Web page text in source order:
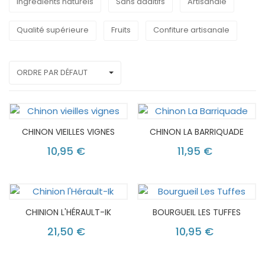
Qualité supérieure Fruits Confiture artisanale
ORDRE PAR DÉFAUT
CHINON VIEILLES VIGNES
10,95 €
CHINON LA BARRIQUADE
11,95 €
CHINION L'HÉRAULT-IK
21,50 €
BOURGUEIL LES TUFFES
10,95 €